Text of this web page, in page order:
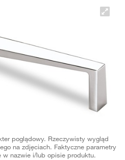
poglądowy. Rzeczywisty wygląd
na zdjęciach. Faktyczne parametry
w nazwie i/lub opisie produktu.